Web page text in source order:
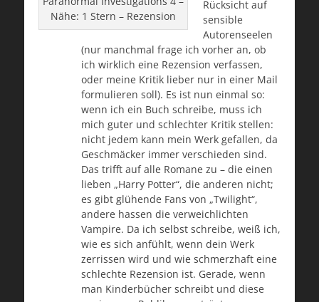
Nähe: 1 Stern – Rezension
Rücksicht auf
sensible
Autorenseelen
(nur manchmal frage ich vorher an, ob
ich wirklich eine Rezension verfassen,
oder meine Kritik lieber nur in einer Mail
formulieren soll). Es ist nun einmal so:
wenn ich ein Buch schreibe, muss ich
mich guter und schlechter Kritik stellen:
nicht jedem kann mein Werk gefallen, da
Geschmäcker immer verschieden sind.
Das trifft auf alle Romane zu – die einen
lieben „Harry Potter“, die anderen nicht;
es gibt glühende Fans von „Twilight“,
andere hassen die verweichlichten
Vampire. Da ich selbst schreibe, weiß ich,
wie es sich anfühlt, wenn dein Werk
zerrissen wird und wie schmerzhaft eine
schlechte Rezension ist. Gerade, wenn
man Kinderbücher schreibt und diese